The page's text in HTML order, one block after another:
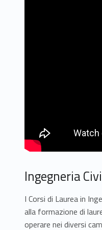
Ingegneria
I Corsi di Laurea in
alla formazione di
operare nei diversi